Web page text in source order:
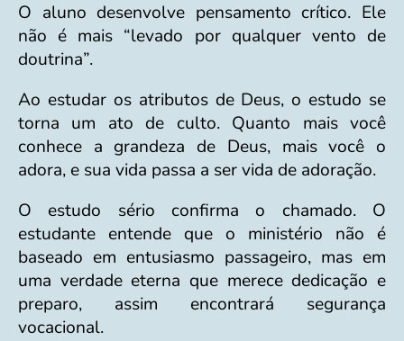
O aluno desenvolve pensamento crítico. Ele
não é mais “levado por qualquer vento de
doutrina”.
Ao estudar os atributos de Deus, o estudo se
torna um ato de culto. Quanto mais você
conhece a grandeza de Deus, mais você o
adora, e sua vida passa a ser vida de adoração.
O estudo sério confirma o chamado. O
estudante entende que o ministério não é
baseado em entusiasmo passageiro, mas em
uma verdade eterna que merece dedicação e
preparo, assim encontrará segurança
vocacional.